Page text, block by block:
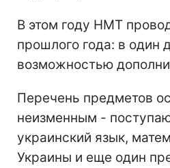
В этом году НМТ
прошлого года: в один
возможностью
Перечень предметов
неизменным -
украинский язык,
Украины и еще один